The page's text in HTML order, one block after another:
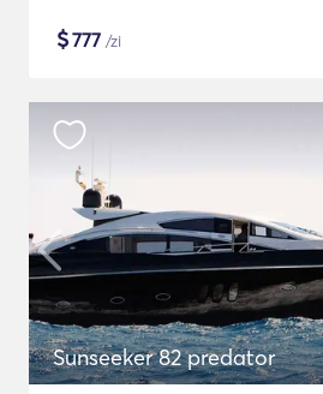
$777 /zi
Sunseeker 82 predator